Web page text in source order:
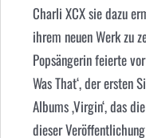
Charli XCX sie dazu
ihrem neuen Werk zu
Popsängerin feierte
Was That‘, der ersten
Albums ‚Virgin‘, das
dieser